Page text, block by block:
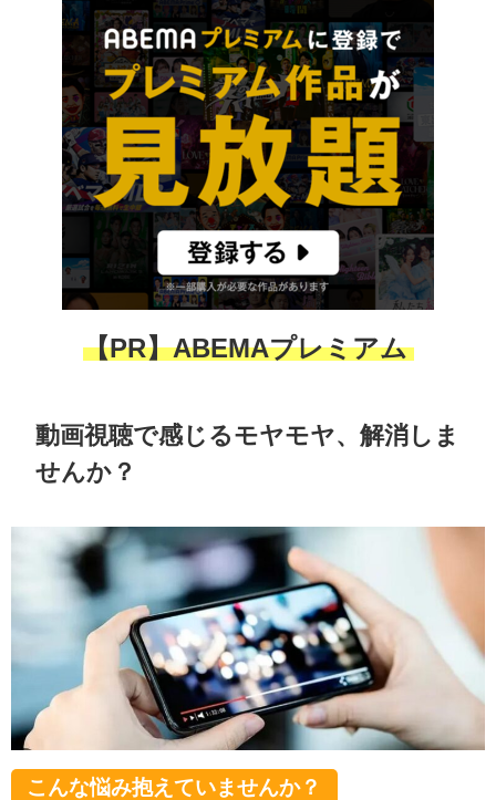
【PR】ABEMAプレミアム
動画視聴で感じるモヤモヤ、解消しま
せんか？
こんな悩み抱えていませんか？